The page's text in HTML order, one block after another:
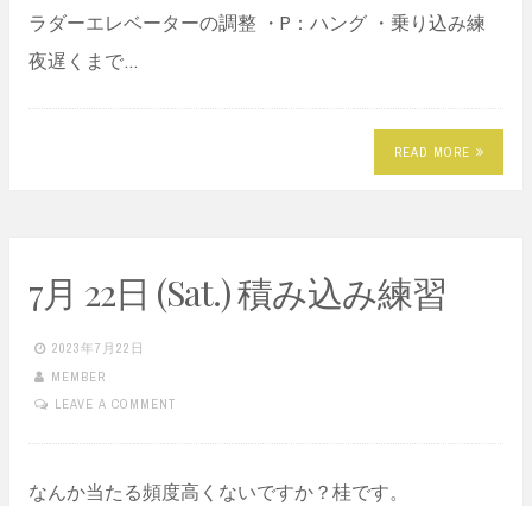
ラダーエレベーターの調整 ・P：ハング ・乗り込み練
夜遅くまで…
READ MORE
7月 22日 (Sat.) 積み込み練習
2023年7月22日
MEMBER
LEAVE A COMMENT
なんか当たる頻度高くないですか？桂です。